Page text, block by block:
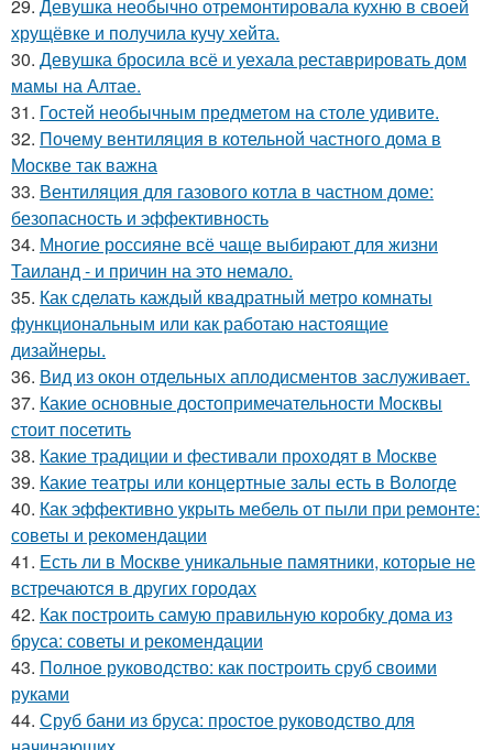
29. Девушка необычно отремонтировала кухню в своей
хрущёвке и получила кучу хейта.
30. Девушка бросила всё и уехала реставрировать дом
мамы на Алтае.
31. Гостей необычным предметом на столе удивите.
32. Почему вентиляция в котельной частного дома в
Москве так важна
33. Вентиляция для газового котла в частном доме:
безопасность и эффективность
34. Многие россияне всё чаще выбирают для жизни
Таиланд - и причин на это немало.
35. Как сделать каждый квадратный метро комнаты
функциональным или как работаю настоящие
дизайнеры.
36. Вид из окон отдельных аплодисментов заслуживает.
37. Какие основные достопримечательности Москвы
стоит посетить
38. Какие традиции и фестивали проходят в Москве
39. Какие театры или концертные залы есть в Вологде
40. Как эффективно укрыть мебель от пыли при ремонте:
советы и рекомендации
41. Есть ли в Москве уникальные памятники, которые не
встречаются в других городах
42. Как построить самую правильную коробку дома из
бруса: советы и рекомендации
43. Полное руководство: как построить сруб своими
руками
44. Сруб бани из бруса: простое руководство для